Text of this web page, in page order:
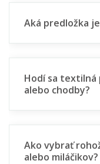
Aká predložka
Hodí sa textilná
alebo chodby?
Ako vybrať
alebo miláčikov?